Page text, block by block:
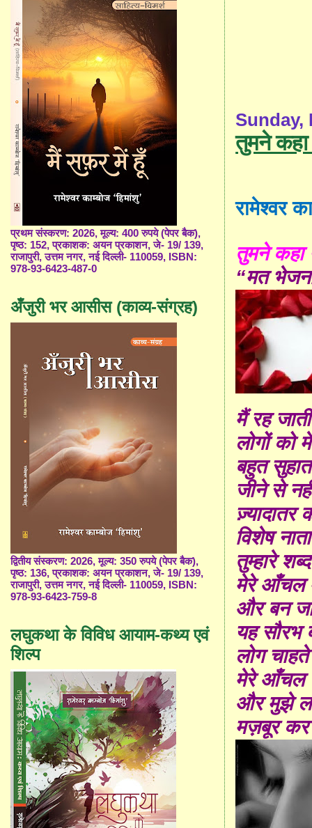
Sunday,
तुमने कहा
रामेश्वर
तुमने कहा
“मत
मैं रह
लोगों को
बहुत
जीने से
ज़्यादातर
विशेष
तुम्हारे
मेरे आँचल
और बन
यह सौरभ
लोग
मेरे आँचल
और मुझे
मज़बूर
प्रथम संस्करण: 2026, मूल्य: 400 रुपये (पेपर बैक),
पृष्ठ: 152, प्रकाशक: अयन प्रकाशन, जे- 19/ 139,
राजापुरी, उत्तम नगर, नई दिल्ली- 110059, ISBN:
978-93-6423-487-0
अँजुरी भर आसीस (काव्य-संग्रह)
द्वितीय संस्करण: 2026, मूल्य: 350 रुपये (पेपर बैक),
पृष्ठ: 136, प्रकाशक: अयन प्रकाशन, जे- 19/ 139,
राजापुरी, उत्तम नगर, नई दिल्ली- 110059, ISBN:
978-93-6423-759-8
लघुकथा के विविध आयाम-कथ्य एवं
शिल्प